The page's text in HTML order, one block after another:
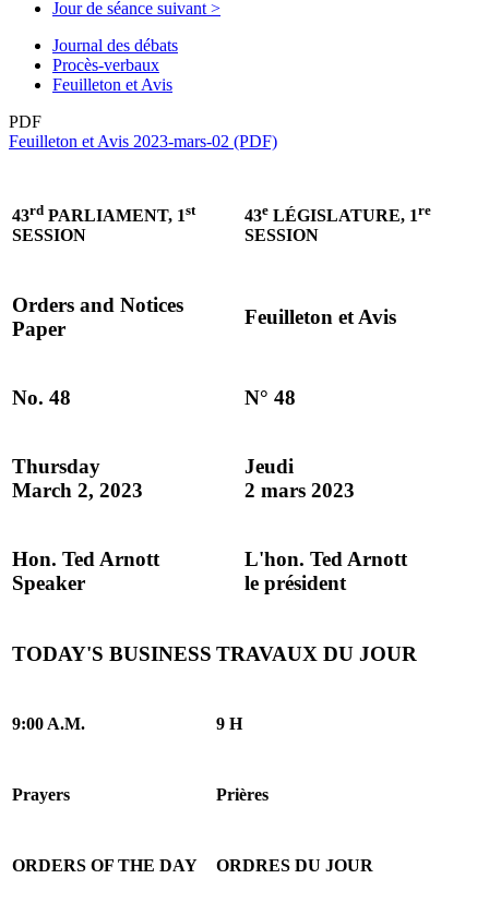
Jour de séance suivant >
Journal des débats
Procès-verbaux
Feuilleton et Avis
PDF
Feuilleton et Avis 2023-mars-02 (PDF)
43rd PARLIAMENT, 1st
SESSION
43e LÉGISLATURE, 1re
SESSION
Orders and Notices
Paper
Feuilleton et Avis
No. 48 N° 48
Thursday
March 2, 2023
Jeudi
2 mars 2023
Hon. Ted Arnott
Speaker
L'hon. Ted Arnott
le président
TODAY'S BUSINESS TRAVAUX DU JOUR
9:00 A.M. 9 H
Prayers Prières
ORDERS OF THE DAY ORDRES DU JOUR